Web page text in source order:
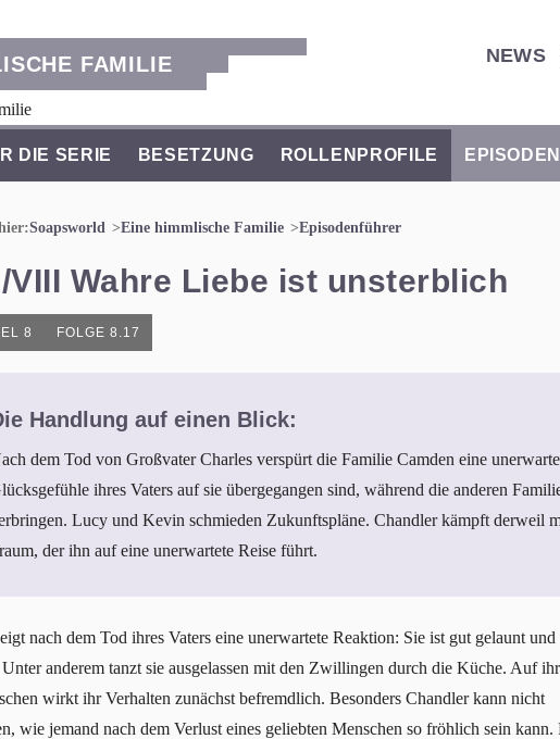
NEWS
FAMILIE
DIE SERIE BESETZUNG ROLLENPROFILE
Soapsworld Eine himmlische Familie Episodenführer
VIII Wahre Liebe ist unsterblich
8 FOLGE 8.17
Handlung auf einen Blick:
dem Tod von Großvater Charles verspürt die Familie Camden eine
ihres Vaters auf sie übergegangen sind, während die anderen
Lucy und Kevin schmieden Zukunftspläne. Chandler kämpft derweil
der ihn auf eine unerwartete Reise führt.
nach dem Tod ihres Vaters eine unerwartete Reaktion: Sie ist gut gelaunt
anderem tanzt sie ausgelassen mit den Zwillingen durch die Küche. Auf
wirkt ihr Verhalten zunächst befremdlich. Besonders Chandler kann nicht
wie jemand nach dem Verlust eines geliebten Menschen so fröhlich sein kann.